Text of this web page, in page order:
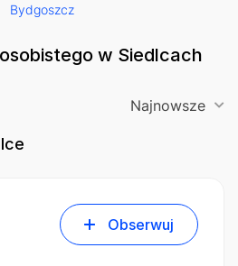
Bydgoszcz
w Siedlcach
Najnowsze
Obserwuj